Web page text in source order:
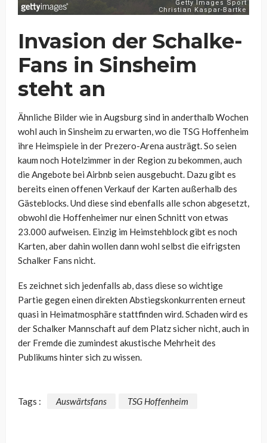
Invasion der Schalke-
Fans in Sinsheim
steht an
Ähnliche Bilder wie in Augsburg sind in anderthalb Wochen
wohl auch in Sinsheim zu erwarten, wo die TSG Hoffenheim
ihre Heimspiele in der Prezero-Arena austrägt. So seien
kaum noch Hotelzimmer in der Region zu bekommen, auch
die Angebote bei Airbnb seien ausgebucht. Dazu gibt es
bereits einen offenen Verkauf der Karten außerhalb des
Gästeblocks. Und diese sind ebenfalls alle schon abgesetzt,
obwohl die Hoffenheimer nur einen Schnitt von etwas
23.000 aufweisen. Einzig im Heimstehblock gibt es noch
Karten, aber dahin wollen dann wohl selbst die eifrigsten
Schalker Fans nicht.
Es zeichnet sich jedenfalls ab, dass diese so wichtige
Partie gegen einen direkten Abstiegskonkurrenten erneut
quasi in Heimatmosphäre stattfinden wird. Schaden wird es
der Schalker Mannschaft auf dem Platz sicher nicht, auch in
der Fremde die zumindest akustische Mehrheit des
Publikums hinter sich zu wissen.
Tags : Auswärtsfans TSG Hoffenheim